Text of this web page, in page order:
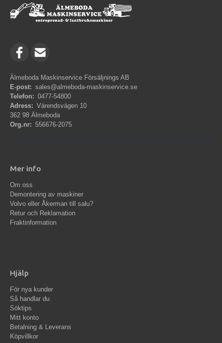
Älmeboda Maskinservice Försäljnings AB
E-post: sales@almeboda-maskinservice.se
Telefon: 0477-54800
Adress: Värendsvägen 10
362 98 Älmeboda
Org.nr: 556676-2075
Mer info
Om oss
Demontering av maskiner
Volvo eller Åkerman till salu?
Retur och Reklamation
Fraktinformation
Hjälp
För nya kunder
Så handlar du
Söktips
Mitt konto
Betalning & Leverans
Köpvillkor